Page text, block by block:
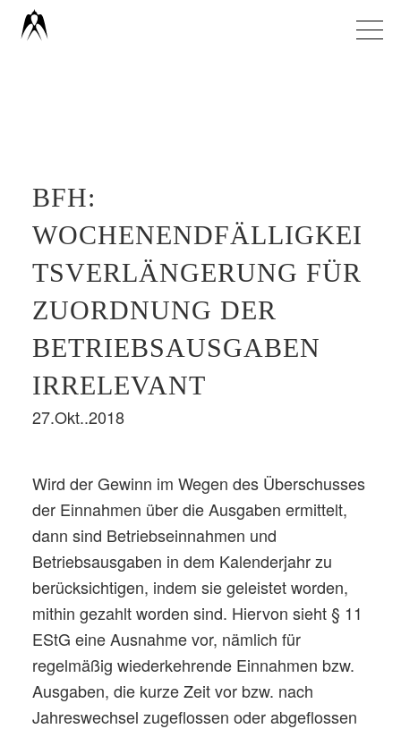
Zum
Inhalt
BFH:
WOCHENENDFÄLLIGKEI
TSVERLÄNGERUNG FÜR
ZUORDNUNG DER
BETRIEBSAUSGABEN
IRRELEVANT
27.Okt..2018
Wird der Gewinn im Wegen des Überschusses
der Einnahmen über die Ausgaben ermittelt,
dann sind Betriebseinnahmen und
Betriebsausgaben in dem Kalenderjahr zu
berücksichtigen, indem sie geleistet worden,
mithin gezahlt worden sind. Hiervon sieht § 11
EStG eine Ausnahme vor, nämlich für
regelmäßig wiederkehrende Einnahmen bzw.
Ausgaben, die kurze Zeit vor bzw. nach
Jahreswechsel zugeflossen oder abgeflossen